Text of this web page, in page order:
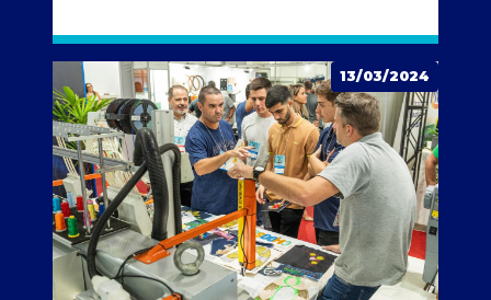
13/03/2024